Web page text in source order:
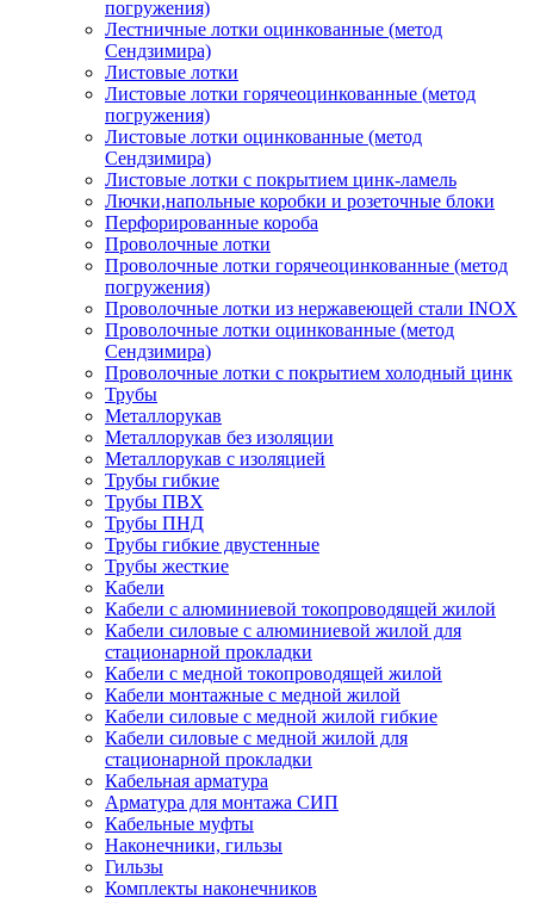
погружения)
Лестничные лотки оцинкованные (метод
Сендзимира)
Листовые лотки
Листовые лотки горячеоцинкованные (метод
погружения)
Листовые лотки оцинкованные (метод
Сендзимира)
Листовые лотки с покрытием цинк-ламель
Лючки,напольные коробки и розеточные блоки
Перфорированные короба
Проволочные лотки
Проволочные лотки горячеоцинкованные (метод
погружения)
Проволочные лотки из нержавеющей стали INOX
Проволочные лотки оцинкованные (метод
Сендзимира)
Проволочные лотки с покрытием холодный цинк
Трубы
Металлорукав
Металлорукав без изоляции
Металлорукав с изоляцией
Трубы гибкие
Трубы ПВХ
Трубы ПНД
Трубы гибкие двустенные
Трубы жесткие
Кабели
Кабели с алюминиевой токопроводящей жилой
Кабели силовые с алюминиевой жилой для
стационарной прокладки
Кабели с медной токопроводящей жилой
Кабели монтажные с медной жилой
Кабели силовые с медной жилой гибкие
Кабели силовые с медной жилой для
стационарной прокладки
Кабельная арматура
Арматура для монтажа СИП
Кабельные муфты
Наконечники, гильзы
Гильзы
Комплекты наконечников